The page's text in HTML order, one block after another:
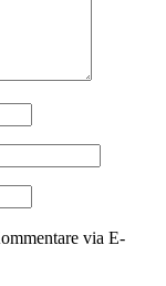
via E-